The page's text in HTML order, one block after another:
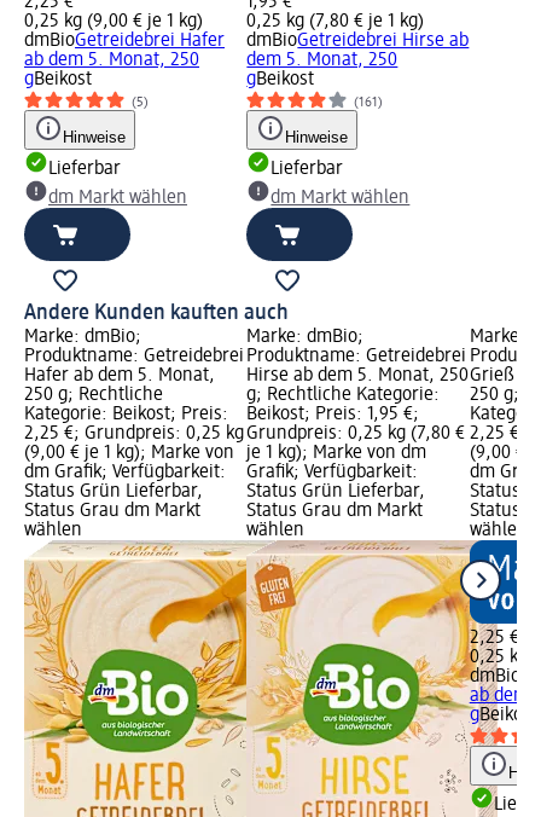
0,25 kg (9,00 € je 1 kg)
dmBioGetreidebrei Hafer
ab dem 5. Monat, 250
gBeikost
(5)
Hinweise
Lieferbar
dm Markt wählen
0,25 kg (7,80 € je 1 kg)
dmBioGetreidebrei Hirse ab
dem 5. Monat, 250
gBeikost
(161)
Hinweise
Lieferbar
dm Markt wählen
Andere Kunden kauften auch
Marke: dmBio;
Produktname: Getreidebrei
Hafer ab dem 5. Monat,
250 g; Rechtliche
Kategorie: Beikost; Preis:
2,25 €; Grundpreis: 0,25 kg
(9,00 € je 1 kg); Marke von
dm Grafik; Verfügbarkeit:
Status Grün Lieferbar,
Status Grau dm Markt
wählen
Marke: dmBio;
Produktname: Getreidebrei
Hirse ab dem 5. Monat, 250
g; Rechtliche Kategorie:
Beikost; Preis: 1,95 €;
Grundpreis: 0,25 kg (7,80 €
je 1 kg); Marke von dm
Grafik; Verfügbarkeit:
Status Grün Lieferbar,
Status Grau dm Markt
wählen
Marke:
Grieß
250 g;
2,25 €;
(9,00 €
dm
Status
Status
wählen
2,25 €
0,25 kg
dmBio
ab dem
gBeikost